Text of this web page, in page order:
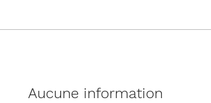
Aucune information